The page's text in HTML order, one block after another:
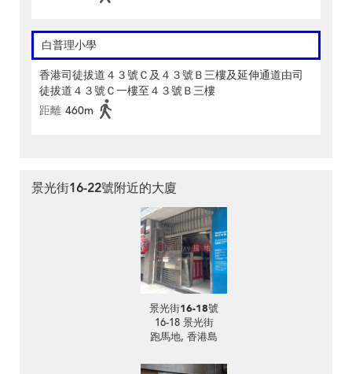
白普理小學
香港司徒拔道４３號Ｃ及４３號Ｂ三樓及延伸通道由司
徒拔道４３號Ｃ一樓至４３號Ｂ三樓
距離 460m
景光街16-22號附近的大廈
景光街16-18號
16-18 景光街
跑馬地, 香港島